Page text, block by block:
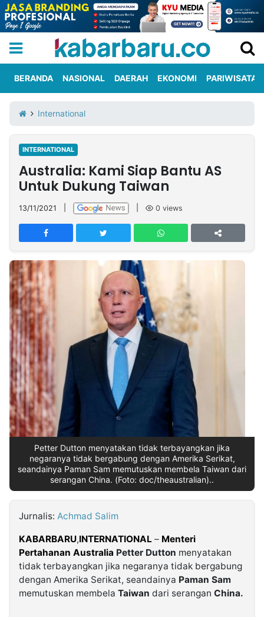
Iklan
Berita
Kami
Nasional
International
Olahraga
Entertainment
Daerah
Pariwisata
Kuliner
Kolom
Network
PT
TREETAN
MULTIMEDIA
INDONESIA
Partner
Insight
NTB
Suara
Time
Lens
IDN
Daily
Jogja
Jalan
Rakyat
Idealita
News
Kita
Notice
Dinamikapost.com
Radar
Baru
Seedbacklink
Follow
Kabarbaru
Kabarbaru.co
2026
BERANDA NASIONAL DAERAH EKONOMI PARIWISATA
International
INTERNATIONAL
Australia: Kami Siap Bantu AS
Untuk Dukung Taiwan
13/11/2021 0 views
Petter Dutton menyatakan tidak terbayangkan jika
negaranya tidak bergabung dengan Amerika Serikat,
seandainya Paman Sam memutuskan membela Taiwan dari
serangan China. (Foto: doc/theaustralian)..
Jurnalis: Achmad Salim
KABARBARU,INTERNATIONAL – Menteri
Pertahanan Australia Petter Dutton menyatakan
tidak terbayangkan jika negaranya tidak bergabung
dengan Amerika Serikat, seandainya Paman Sam
memutuskan membela Taiwan dari serangan China.